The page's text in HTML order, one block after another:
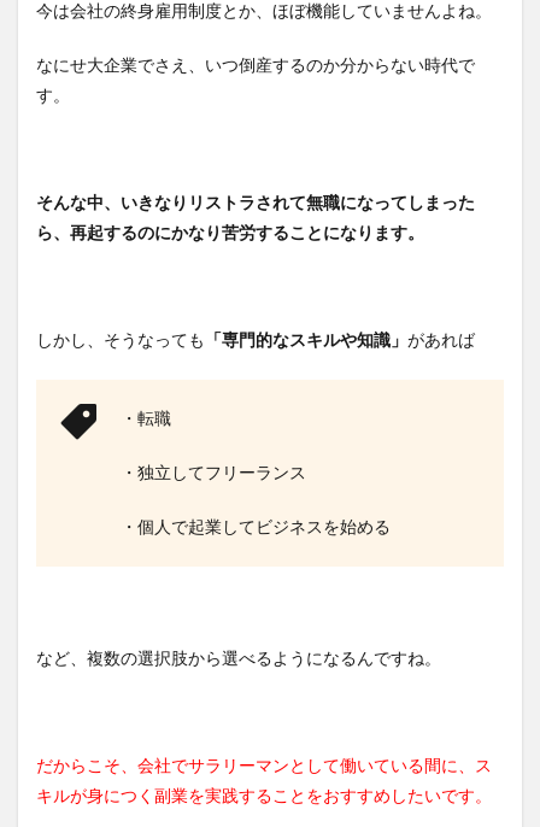
今は会社の終身雇用制度とか、ほぼ機能していませんよね。
なにせ大企業でさえ、いつ倒産するのか分からない時代で
す。
そんな中、いきなりリストラされて無職になってしまった
ら、再起するのにかなり苦労することになります。
しかし、そうなっても 「専門的なスキルや知識」 があれば
・転職
・独立してフリーランス
・個人で起業してビジネスを始める
など、複数の選択肢から選べるようになるんですね。
だからこそ、会社でサラリーマンとして働いている間に、ス
キルが身につく副業を実践することをおすすめしたいです。